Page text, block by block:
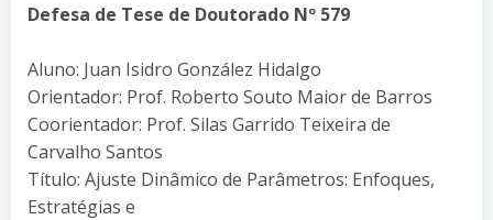
Defesa de Tese de Doutorado Nº 579
Aluno: Juan Isidro González Hidalgo
Orientador: Prof. Roberto Souto Maior de Barros
Coorientador: Prof. Silas Garrido Teixeira de
Carvalho Santos
Título: Ajuste Dinâmico de Parâmetros: Enfoques,
Estratégias e